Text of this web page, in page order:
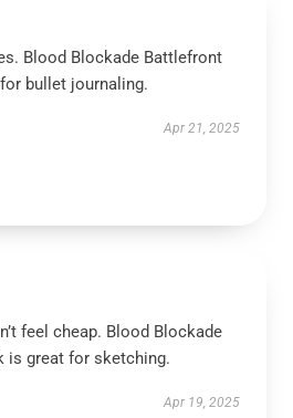
Blood Blockade Battlefront
bullet journaling.
Apr 21, 2025
feel cheap. Blood Blockade
is great for sketching.
Apr 19, 2025